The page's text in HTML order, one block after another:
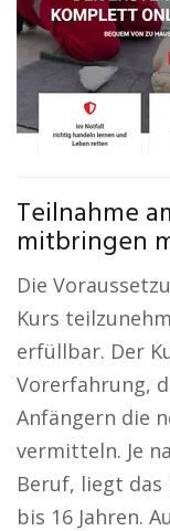
Teilnahme
mitbringen
Die
Kurs
erfüllbar. Der
Vorerfahrung,
Anfängern die
vermitteln. Je
Beruf, liegt das
bis 16 Jahren.